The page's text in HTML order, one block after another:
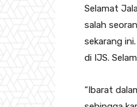
Selamat
salah
sekarang
di IJS.
“Ibarat